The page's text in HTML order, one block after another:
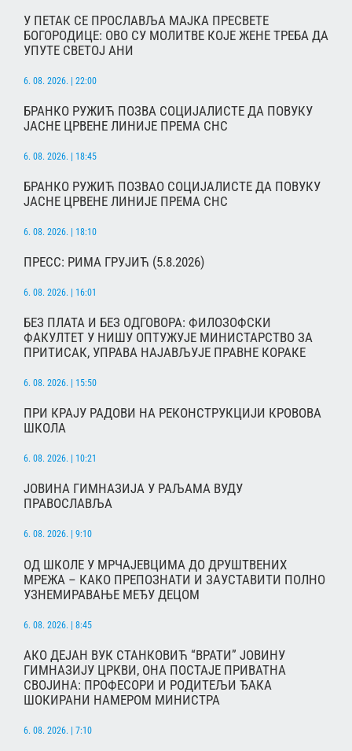
У ПЕТАК СЕ ПРОСЛАВЉА МАЈКА ПРЕСВЕТЕ
БОГОРОДИЦЕ: ОВО СУ МОЛИТВЕ КОЈЕ ЖЕНЕ ТРЕБА ДА
УПУТЕ СВЕТОЈ АНИ
6. 08. 2026. | 22:00
БРАНКО РУЖИЋ ПОЗВА СОЦИЈАЛИСТЕ ДА ПОВУКУ
ЈАСНЕ ЦРВЕНЕ ЛИНИЈЕ ПРЕМА СНС
6. 08. 2026. | 18:45
БРАНКО РУЖИЋ ПОЗВАО СОЦИЈАЛИСТЕ ДА ПОВУКУ
ЈАСНЕ ЦРВЕНЕ ЛИНИЈЕ ПРЕМА СНС
6. 08. 2026. | 18:10
ПРЕСС: РИМА ГРУЈИЋ (5.8.2026)
6. 08. 2026. | 16:01
БЕЗ ПЛАТА И БЕЗ ОДГОВОРА: ФИЛОЗОФСКИ
ФАКУЛТЕТ У НИШУ ОПТУЖУЈЕ МИНИСТАРСТВО ЗА
ПРИТИСАК, УПРАВА НАЈАВЉУЈЕ ПРАВНЕ КОРАКЕ
6. 08. 2026. | 15:50
ПРИ КРАЈУ РАДОВИ НА РЕКОНСТРУКЦИЈИ КРОВОВА
ШКОЛА
6. 08. 2026. | 10:21
ЈОВИНА ГИМНАЗИЈА У РАЉАМА ВУДУ
ПРАВОСЛАВЉА
6. 08. 2026. | 9:10
ОД ШКОЛЕ У МРЧАЈЕВЦИМА ДО ДРУШТВЕНИХ
МРЕЖА – КАКО ПРЕПОЗНАТИ И ЗАУСТАВИТИ ПОЛНО
УЗНЕМИРАВАЊЕ МЕЂУ ДЕЦОМ
6. 08. 2026. | 8:45
АКО ДЕЈАН ВУК СТАНКОВИЋ “ВРАТИ” ЈОВИНУ
ГИМНАЗИЈУ ЦРКВИ, ОНА ПОСТАЈЕ ПРИВАТНА
СВОЈИНА: ПРОФЕСОРИ И РОДИТЕЉИ ЂАКА
ШОКИРАНИ НАМЕРОМ МИНИСТРА
6. 08. 2026. | 7:10